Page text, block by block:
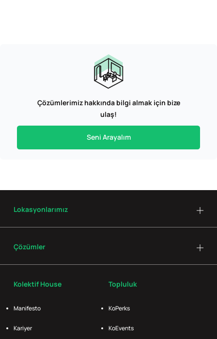
Çözümlerimiz hakkında bilgi almak için bize
ulaş!
Seni Arayalım
Kolektif House
Manifesto
Kariyer
Topluluk
KoPerks
KoEvents
Lokasyonlarımız
Çözümler